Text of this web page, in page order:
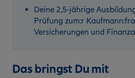
Deine 2,5-jährige
Prüfung zum:r
Versicherungen und
Das bringst Du mit